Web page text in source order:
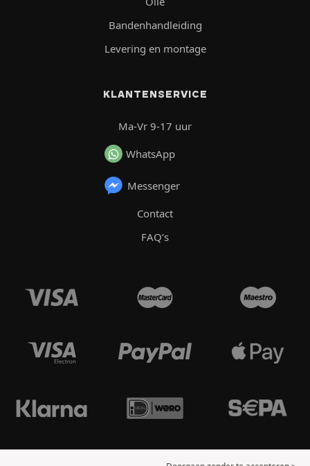
Bandenhandleiding
Levering en montage
KLANTENSERVICE
Ma-Vr 9-17 uur
WhatsApp
Messenger
Contact
FAQ’s